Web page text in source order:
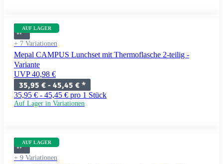
AUF LAGER
+ 7 Variationen
Mepal CAMPUS Lunchset mit Thermoflasche 2-teilig -
Variante
UVP 40,98 €
35,95 € - 45,45 € *
35,95 € - 45,45 € pro 1 Stück
Auf Lager in Variationen
AUF LAGER
+ 9 Variationen